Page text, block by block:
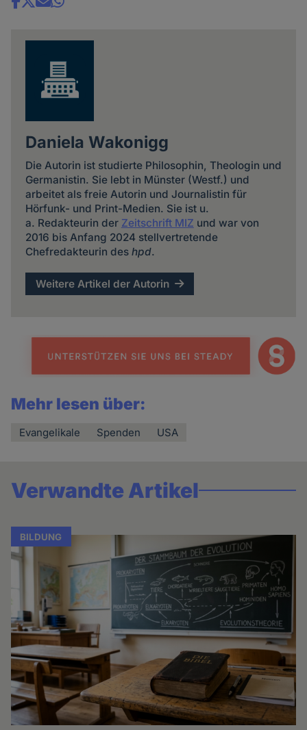
Share
Daniela Wakonigg
Die Autorin ist studierte Philosophin, Theologin und
Germanistin. Sie lebt in Münster (Westf.) und
arbeitet als freie Autorin und Journalistin für
Hörfunk- und Print-Medien. Sie ist u.
a. Redakteurin der Zeitschrift MIZ und war von
2016 bis Anfang 2024 stellvertretende
Chefredakteurin des hpd.
Weitere Artikel der Autorin
Mehr lesen über:
Evangelikale Spenden USA
Verwandte Artikel
BILDUNG